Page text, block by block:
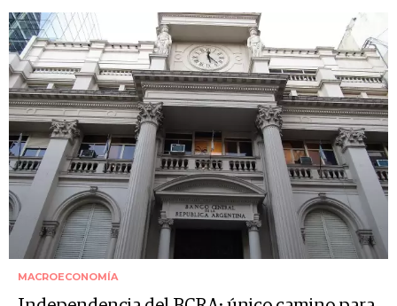
MACROECONOMÍA